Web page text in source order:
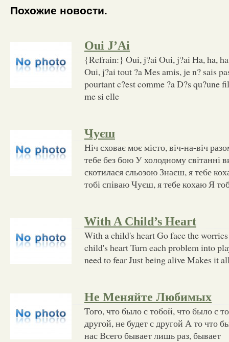
Похожие новости.
Oui J’Ai
{Refrain:} Oui, j?ai Oui, j?ai Ha, ha,
Oui, j?ai tout ?a Mes amis, je n? sais
pourtant c?est comme ?a D?s qu?une
me si elle
Чуєш
Ніч сховає моє місто, віч-на-віч
тебе без бою У холодному світанні
скотилася сльозою Знаєш, я тебе
тобі співаю Чуєш, я тебе кохаю Я
With A Child’s Heart
With a child's heart Go face the
child's heart Turn each problem into
need to fear Just being alive Makes it
Не Меняйте Любимых
Того, что было с тобой, что было с
другой, не будет с другой А то что
нас Всего бывает лишь раз, бывает